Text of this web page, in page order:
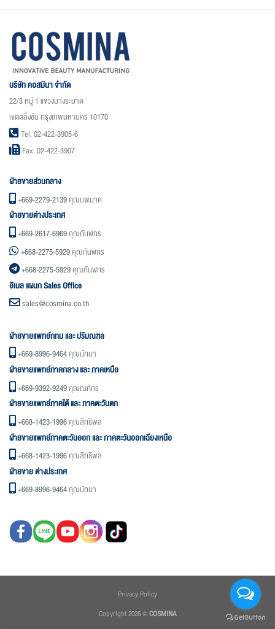
บริษัท คอสมินา จำกัด
22/3 หมู่ 1 แขวงบางระมาด
เขตตลิ่งชัน กรุงเทพมหานคร 10170
Tel. 02-422-3905-6
Fax. 02-422-3907
ฝ่ายขายส่วนกลาง
+669-2279-2139คุณนพมาศ
ฝ่ายขายต่างประเทศ
+669-2617-6969คุณกันฬกร
+668-2275-5929คุณกันฬกร
+668-2275-5929คุณกันฬกร
อิเมล แผนก Sales Office
sales@cosmina.co.th
ฝ่ายขายแพทย์กทม และ ปริมณฑล
+669-8996-9464คุณมัทนา
ฝ่ายขายแพทย์ภาคกลาง และ ภาคเหนือ
+669-9392-9249คุณณภัทร
ฝ่ายขายแพทย์ภาคใต้ และ ภาคตะวันตก
+668-1423-1996คุณสิทธิพล
ฝ่ายขายแพทย์ภาคตะวันออก และ ภาคตะวันออกเฉียงเหนือ
+668-1423-1996คุณสิทธิพล
ฝ่ายขาย ต่างประเทศ
+669-8996-9464คุณมัทนา
Privacy Policy
Copyright 2026 ©COSMINA